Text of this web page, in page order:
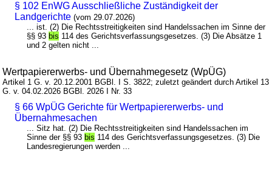
§ 102 EnWG Ausschließliche Zuständigkeit der
Landgerichte (vom 29.07.2026)
... ist. (2) Die Rechtsstreitigkeiten sind Handelssachen im Sinne der
§§ 93 bis 114 des Gerichtsverfassungsgesetzes. (3) Die Absätze 1
und 2 gelten nicht ...
Wertpapiererwerbs- und Übernahmegesetz (WpÜG)
Artikel 1 G. v. 20.12.2001 BGBl. I S. 3822; zuletzt geändert durch Artikel 13
G. v. 04.02.2026 BGBl. 2026 I Nr. 33
§ 66 WpÜG Gerichte für Wertpapiererwerbs- und
Übernahmesachen
... Sitz hat. (2) Die Rechtsstreitigkeiten sind Handelssachen im
Sinne der §§ 93 bis 114 des Gerichtsverfassungsgesetzes. (3) Die
Landesregierungen werden ...